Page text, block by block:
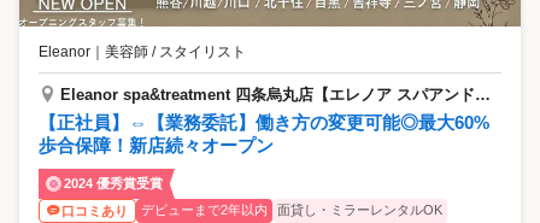
Eleanor ｜ 美容師 / スタイリスト
Eleanor spa&treatment 四条烏丸店【エレノア スパアンドトリートメント】
【正社員】⇔【業務委託】働き方の変更可能◎最大60%
歩合保障！新店続々オープン
2024 優秀賞受賞
口コミあり
デビューまで2年以内
面貸し・ミラーレンタルOK